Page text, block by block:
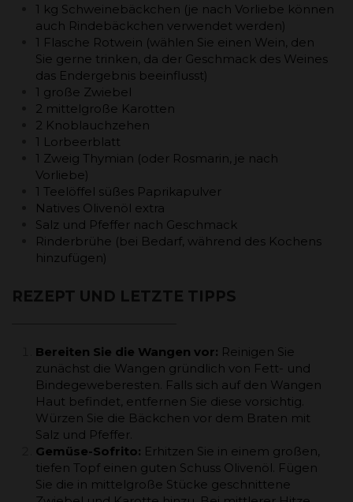
1 kg Schweinebäckchen (je nach Vorliebe können
auch Rindebäckchen verwendet werden)
1 Flasche Rotwein (wählen Sie einen Wein, den
Sie gerne trinken, da der Geschmack des Weines
das Endergebnis beeinflusst)
1 große Zwiebel
2 mittelgroße Karotten
2 Knoblauchzehen
1 Lorbeerblatt
1 Zweig Thymian (oder Rosmarin, je nach
Vorliebe)
1 Teelöffel süßes Paprikapulver
Natives Olivenöl extra
Salz und Pfeffer nach Geschmack
Rinderbrühe (bei Bedarf, während des Kochens
hinzufügen)
REZEPT UND LETZTE TIPPS
Bereiten Sie die Wangen vor: Reinigen Sie
zunächst die Wangen gründlich von Fett- und
Bindegeweberesten. Falls sich auf den Wangen
Haut befindet, entfernen Sie diese vorsichtig.
Würzen Sie die Bäckchen vor dem Braten mit
Salz und Pfeffer.
Gemüse-Sofrito: Erhitzen Sie in einem großen,
tiefen Topf einen guten Schuss Olivenöl. Fügen
Sie die in mittelgroße Stücke geschnittene